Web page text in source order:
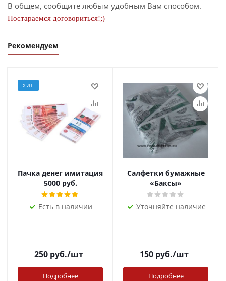
В общем, сообщите любым удобным Вам способом.
Постараемся договориться!;)
Рекомендуем
ХИТ
Пачка денег имитация
5000 руб.
Есть в наличии
250руб./шт
Подробнее
Салфетки бумажные
«Баксы»
Уточняйте наличие
150руб./шт
Подробнее